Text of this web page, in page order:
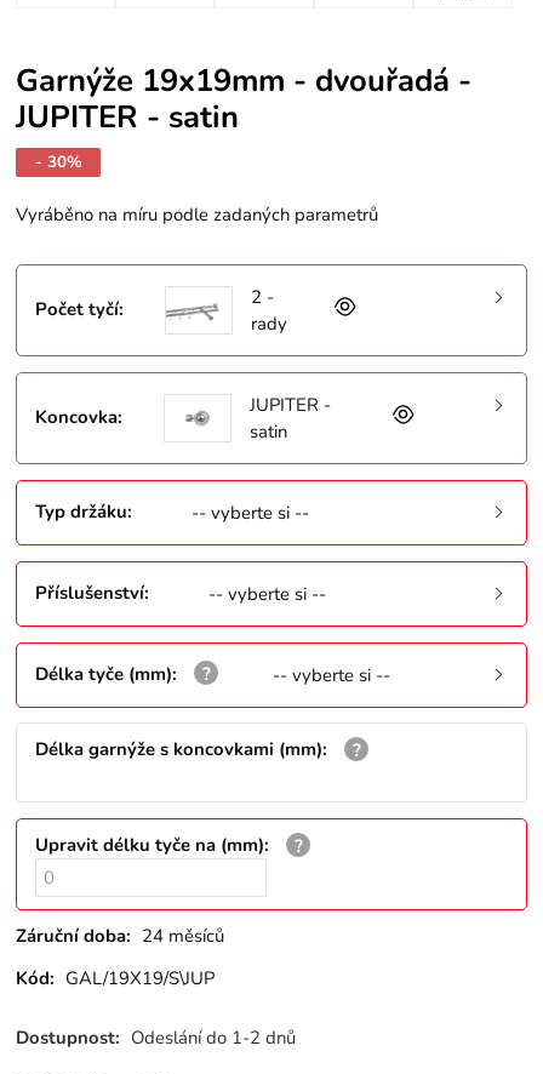
Garnýže 19x19mm - dvouřadá -
JUPITER - satin
- 30%
Vyráběno na míru podle zadaných parametrů
Počet tyčí:
2 -
rady
Koncovka:
JUPITER -
satin
Typ držáku: -- vyberte si --
Příslušenství: -- vyberte si --
Délka tyče (mm): -- vyberte si --
Délka garnýže s koncovkami (mm):
Upravit délku tyče na (mm):
Záruční doba: 24 měsíců
Kód: GAL/19X19/S\JUP
Dostupnost: Odeslání do 1-2 dnů